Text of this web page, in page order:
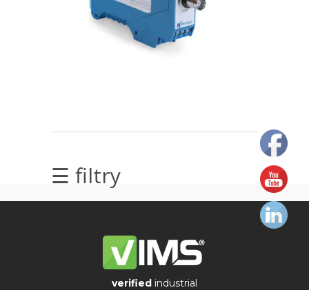
☰ filtry
Wibrodiagnostyka
Wizualizacja
verified industrial